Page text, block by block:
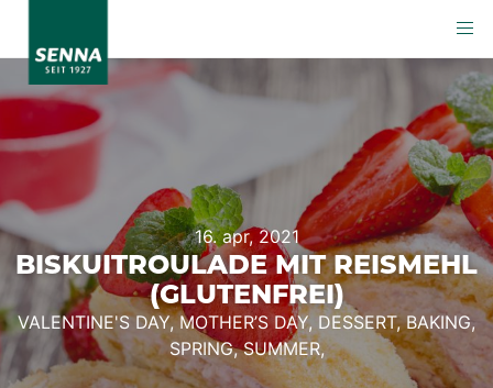
16. apr, 2021
BISKUITROULADE MIT REISMEHL
(GLUTENFREI)
VALENTINE'S DAY, MOTHER’S DAY, DESSERT, BAKING,
SPRING, SUMMER,